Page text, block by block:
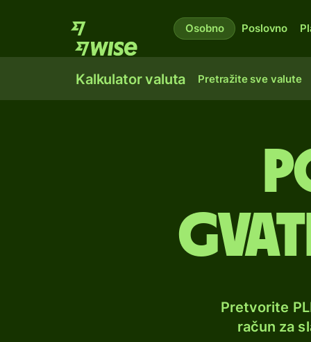
Osobno Poslovno
Kalkulator valuta Pretražite sve valute
Pretvorite
račun za